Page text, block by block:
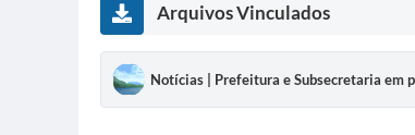
Arquivos Vinculados
Notícias | Prefeitura e Subsecretaria em